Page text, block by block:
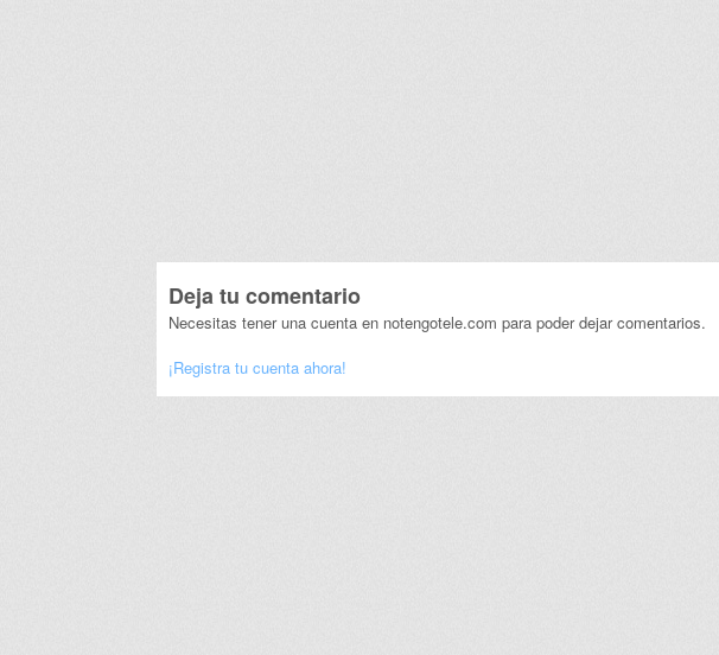
Deja tu comentario
Necesitas tener una cuenta en notengotele.com para poder dejar comentarios.
¡Registra tu cuenta ahora!